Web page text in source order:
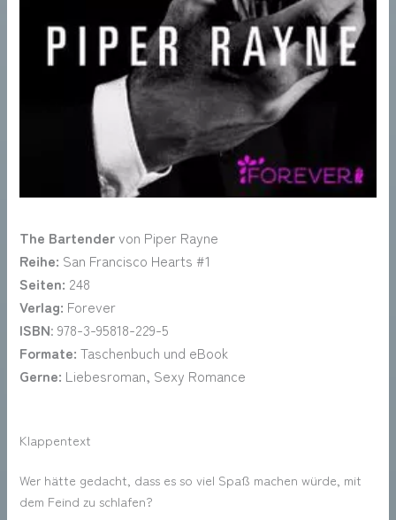
The Bartendervon Piper Rayne
Reihe: San Francisco Hearts #1
Seiten: 248
Verlag: Forever
ISBN: 978-3-95818-229-5
Formate:Taschenbuch und eBook
Gerne: Liebesroman, Sexy Romance
Klappentext
Wer hätte gedacht, dass es so viel Spaß machen würde, mit
dem Feind zu schlafen?